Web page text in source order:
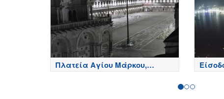
Πλατεία Αγίου Μάρκου,
Βενετία - Venice